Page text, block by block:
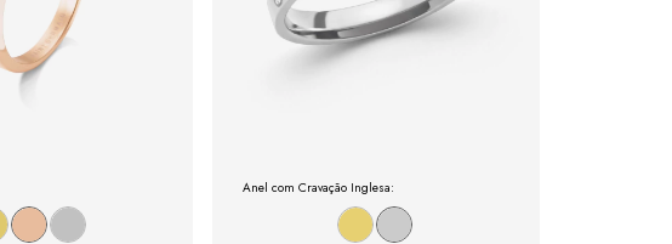
Anel com Cravação Inglesa: